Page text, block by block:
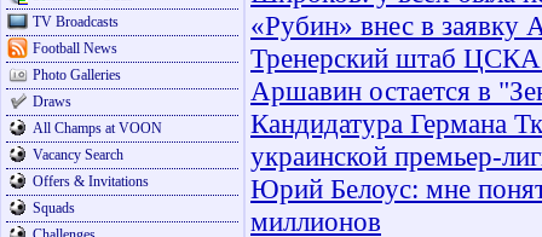
TV Broadcasts
Football News
Photo Galleries
Draws
All Champs at VOON
Vacancy Search
Offers & Invitations
Squads
«Рубин» внес в заявку
Тренерский штаб ЦСКА
Аршавин остается в
Кандидатура Германа
украинской премьер-
Юрий Белоус: мне
миллионов